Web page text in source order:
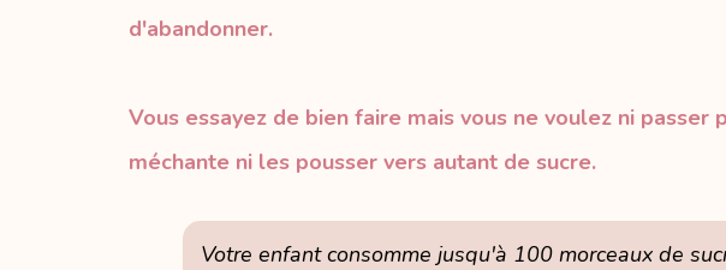
d'abandonner.
Vous essayez de bien faire mais vous ne voulez ni passer
méchante ni les pousser vers autant de sucre.
Votre enfant consomme jusqu'à 100 morceaux de